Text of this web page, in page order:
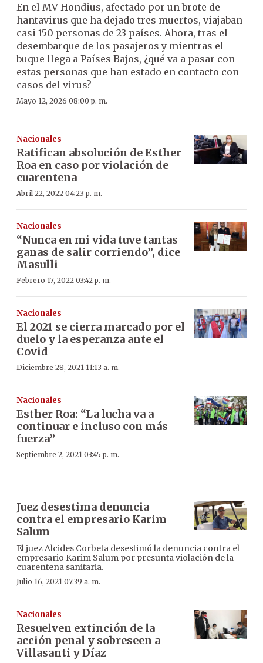
En el MV Hondius, afectado por un brote de
hantavirus que ha dejado tres muertos, viajaban
casi 150 personas de 23 países. Ahora, tras el
desembarque de los pasajeros y mientras el
buque llega a Países Bajos, ¿qué va a pasar con
estas personas que han estado en contacto con
casos del virus?
Mayo 12, 2026 08:00 p. m.
Nacionales
Ratifican absolución de Esther
Roa en caso por violación de
cuarentena
Abril 22, 2022 04:23 p. m.
Nacionales
“Nunca en mi vida tuve tantas
ganas de salir corriendo”, dice
Masulli
Febrero 17, 2022 03:42 p. m.
Nacionales
El 2021 se cierra marcado por el
duelo y la esperanza ante el
Covid
Diciembre 28, 2021 11:13 a. m.
Nacionales
Esther Roa: “La lucha va a
continuar e incluso con más
fuerza”
Septiembre 2, 2021 03:45 p. m.
Juez desestima denuncia
contra el empresario Karim
Salum
El juez Alcides Corbeta desestimó la denuncia contra el
empresario Karim Salum por presunta violación de la
cuarentena sanitaria.
Julio 16, 2021 07:39 a. m.
Nacionales
Resuelven extinción de la
acción penal y sobreseen a
Villasanti y Díaz